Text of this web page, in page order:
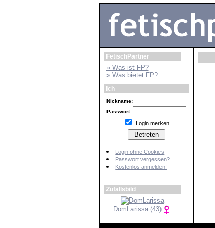
FetischPartner
» Was ist FP?
» Was bietet FP?
Ich
Nickname:
Passwort:
Login merken
Login ohne Cookies
Passwort vergessen?
Kostenlos anmelden!
Zufallsbild
DomLarissa (43)